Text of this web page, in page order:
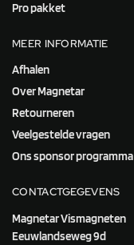
Pro pakket
MEER INFORMATIE
Afhalen
Over Magnetar
Retourneren
Veelgestelde vragen
Ons sponsor programma
CONTACTGEGEVENS
Magnetar Vismagneten
Eeuwlandseweg 9d